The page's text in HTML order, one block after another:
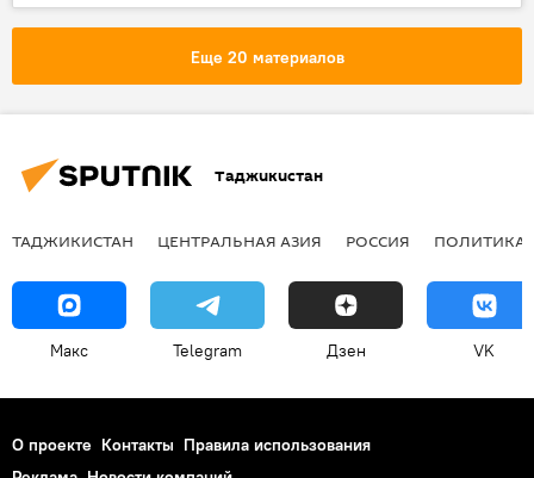
81-летие Победы в Великой Отечественной войне
война
9 мая - День Победы в Великой Отечественной войне
Еще 20 материалов
Таджикистан
ТАДЖИКИСТАН ЦЕНТРАЛЬНАЯ АЗИЯ РОССИЯ ПОЛИТИКА
Макс Telegram Дзен VK
О проекте Контакты Правила использования